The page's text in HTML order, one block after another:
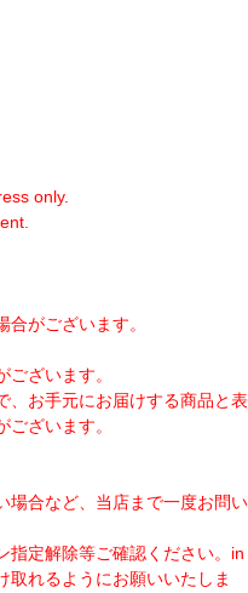
only.
がございます。
ざいます。
、お手元にお届けする商品と表
ざいます。
場合など、当店まで一度お問い
定解除等ご確認ください。 in
取れるようにお願いいたしま